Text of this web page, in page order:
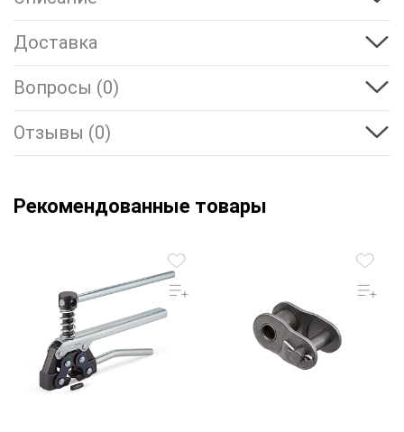
Доставка
Вопросы (0)
Отзывы (0)
Рекомендованные товары